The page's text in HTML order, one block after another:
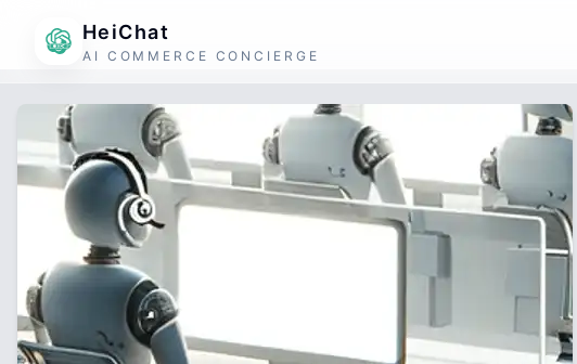
HeiChat
AI COMMERCE CONCIERGE